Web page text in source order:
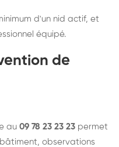
d'un nid actif, et
équipé.
de
au 09 78 23 23 23 permet
observations